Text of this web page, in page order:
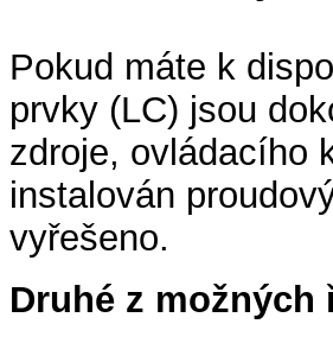
Pokud máte k
prvky (LC) jsou
zdroje, ovládacího
instalován
vyřešeno.
Druhé z možných